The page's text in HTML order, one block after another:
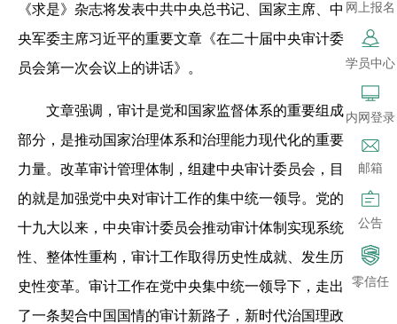
网上报名
学员中心
内网登录
邮箱
公告
零信任
《求是》杂志将发表中共中央总书记、国家主席、中
央军委主席习近平的重要文章《在二十届中央审计委
员会第一次会议上的讲话》。
文章强调，审计是党和国家监督体系的重要组成
部分，是推动国家治理体系和治理能力现代化的重要
力量。改革审计管理体制，组建中央审计委员会，目
的就是加强党中央对审计工作的集中统一领导。党的
十九大以来，中央审计委员会推动审计体制实现系统
性、整体性重构，审计工作取得历史性成就、发生历
史性变革。审计工作在党中央集中统一领导下，走出
了一条契合中国国情的审计新路子，新时代治国理政